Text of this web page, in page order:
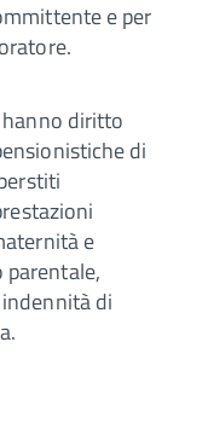
e per
hanno diritto
di
e
di